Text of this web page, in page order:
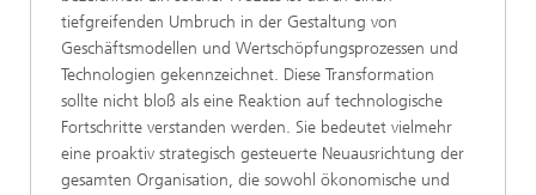
tiefgreifenden Umbruch in der Gestaltung von
Geschäftsmodellen und Wertschöpfungsprozessen und
Technologien gekennzeichnet. Diese Transformation
sollte nicht bloß als eine Reaktion auf technologische
Fortschritte verstanden werden. Sie bedeutet vielmehr
eine proaktiv strategisch gesteuerte Neuausrichtung der
gesamten Organisation, die sowohl ökonomische und